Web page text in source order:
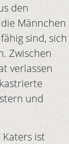
den
Männchen
sind, sich
Zwischen
verlassen
und
Katers ist